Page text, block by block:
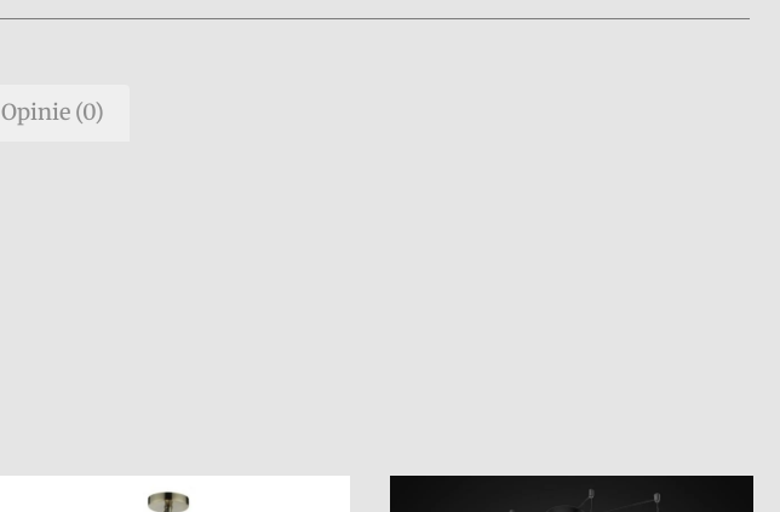
Opinie (0)